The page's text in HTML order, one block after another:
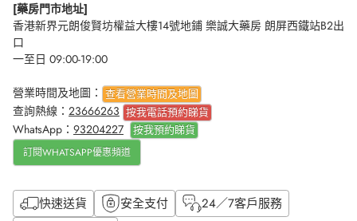
[藥房門市地址]
香港新界元朗俊賢坊權益大樓14號地鋪 樂誠大藥房 朗屏西鐵站B2出
口
一至日 09:00-19:00
營業時間及地圖： 查看營業時間及地圖
查詢熱線： 23666263 按我電話預約睇貨
WhatsApp： 93204227 按我預約睇貨
訂閱WHATSAPP優惠頻道
快速送貨 安全支付
24／7客戶服務